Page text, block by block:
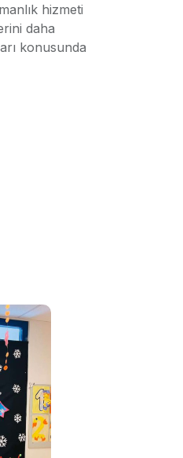
hizmeti
daha
konusunda